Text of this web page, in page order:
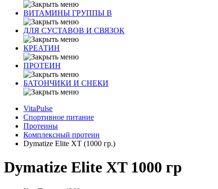
ВИТАМИНЫ ГРУППЫ В
ДЛЯ СУСТАВОВ И СВЯЗОК
КРЕАТИН
ПРОТЕИН
БАТОНЧИКИ И СНЕКИ
VitaPulse
Спортивное питание
Протеины
Комплексный протеин
Dymatize Elite XT (1000 гр.)
Dymatize Elite XT 1000 гр